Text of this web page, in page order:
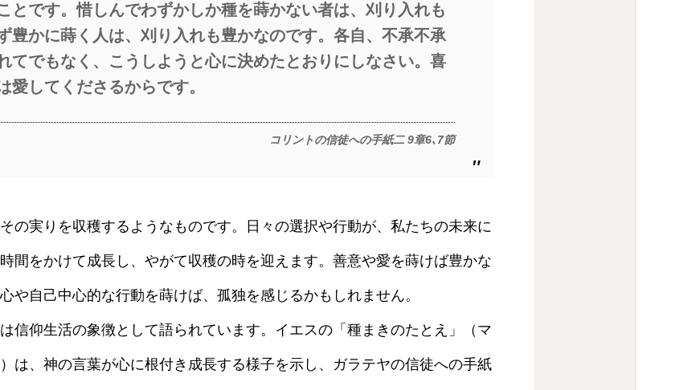
とです。惜しんでわずかしか種を蒔かない者は、刈り入れも
豊かに蒔く人は、刈り入れも豊かなのです。各自、不承不承
てでもなく、こうしようと心に決めたとおりにしなさい。喜
愛してくださるからです。
コリントの信徒への手紙二 9章6､7節
の実りを収穫するようなものです。日々の選択や行動が、私たちの未来に
間をかけて成長し、やがて収穫の時を迎えます。善意や愛を蒔けば豊かな
や自己中心的な行動を蒔けば、孤独を感じるかもしれません。
信仰生活の象徴として語られています。イエスの「種まきのたとえ」（マ
は、神の言葉が心に根付き成長する様子を示し、ガラテヤの信徒への手紙